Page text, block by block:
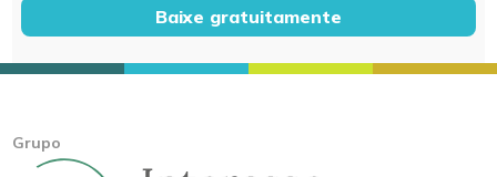
Baixe gratuitamente
Grupo